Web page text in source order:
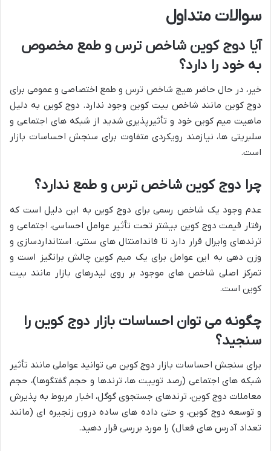
سوالات متداول
آیا دوج کوین شاخص ترس و طمع مخصوص
به خود را دارد؟
خیر، در حال حاضر هیچ شاخص ترس و طمع اختصاصی و عمومی برای
دوج کوین مانند شاخص بیت کوین وجود ندارد. دوج کوین به دلیل
ماهیت میم کوین خود و تأثیرپذیری شدید از شبکه های اجتماعی و
سلبریتی ها، نیازمند رویکردی متفاوت برای سنجش احساسات بازار
است.
چرا دوج کوین شاخص ترس و طمع ندارد؟
عدم وجود یک شاخص رسمی برای دوج کوین به این دلیل است که
رفتار قیمت دوج کوین بیشتر تحت تأثیر عوامل احساسی، اجتماعی و
ترندهای وایرال قرار دارد تا فاندامنتال های سنتی. استانداردسازی و
وزن دهی به این عوامل برای یک میم کوین چالش برانگیز است و
تمرکز اصلی شاخص های موجود بر روی لیدرهای بازار مانند بیت
کوین است.
چگونه می توان احساسات بازار دوج کوین را
سنجید؟
برای سنجش احساسات بازار دوج کوین می توانید عواملی مانند تأثیر
شبکه های اجتماعی (رصد توییت ها، ترندها و حجم گفتگوها)، حجم
معاملات دوج کوین، ترندهای جستجوی گوگل، اخبار مربوط به پذیرش
و توسعه دوج کوین، و حتی داده های ساده درون زنجیره ای (مانند
تعداد آدرس های فعال) را مورد بررسی قرار دهید.